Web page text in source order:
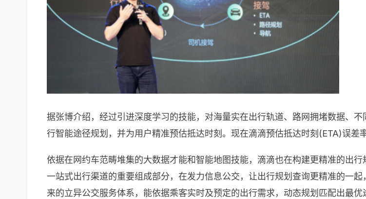
据张博介绍，经过引进深度学习的技能，对海量实在出行轨道、路网拥堵数据、
行智能途径规划，并为用户精准预估抵达时刻。现在滴滴预估抵达时刻(ETA)误差
依据在网约车范畴堆集的大数据才能和智能地图技能，滴滴也在构建更精准的出
一站式出行渠道的重要组成部分，在发力信息公交，让出行规划查询更精准的一
来的立异公交服务体系，能依据乘客实时及预定的出行需求，动态规划匹配出最